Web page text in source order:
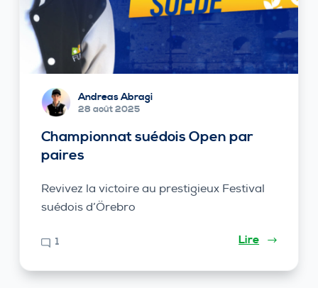
Andreas Abragi
28 août 2025
Championnat suédois Open par
paires
Revivez la victoire au prestigieux Festival
suédois d’Örebro
1 Lire